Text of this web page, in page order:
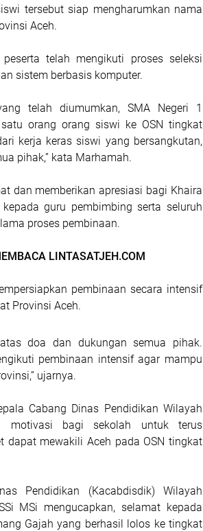
tersebut siap mengharumkan nama
Aceh.
telah mengikuti proses seleksi
sistem berbasis komputer.
telah diumumkan, SMA Negeri 1
orang orang siswi ke OSN tingkat
kerja keras siswi yang bersangkutan,
pihak,” kata Marhamah.
dan memberikan apresiasi bagi Khaira
guru pembimbing serta seluruh
proses pembinaan.
LINTASATJEH.COM
pembinaan secara intensif
Provinsi Aceh.
doa dan dukungan semua pihak.
pembinaan intensif agar mampu
ujarnya.
Cabang Dinas Pendidikan Wilayah
motivasi bagi sekolah untuk terus
dapat mewakili Aceh pada OSN tingkat
Pendidikan (Kacabdisdik) Wilayah
MSi mengucapkan, selamat kepada
Gajah yang berhasil lolos ke tingkat